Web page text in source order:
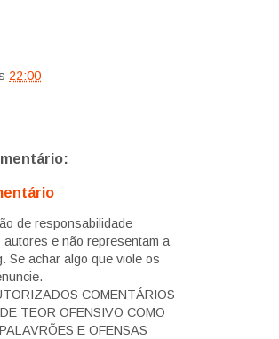
22:00
de responsabilidade
e não representam a
Se achar algo que viole os
COMENTÁRIOS
TEOR OFENSIVO COMO
E OFENSAS